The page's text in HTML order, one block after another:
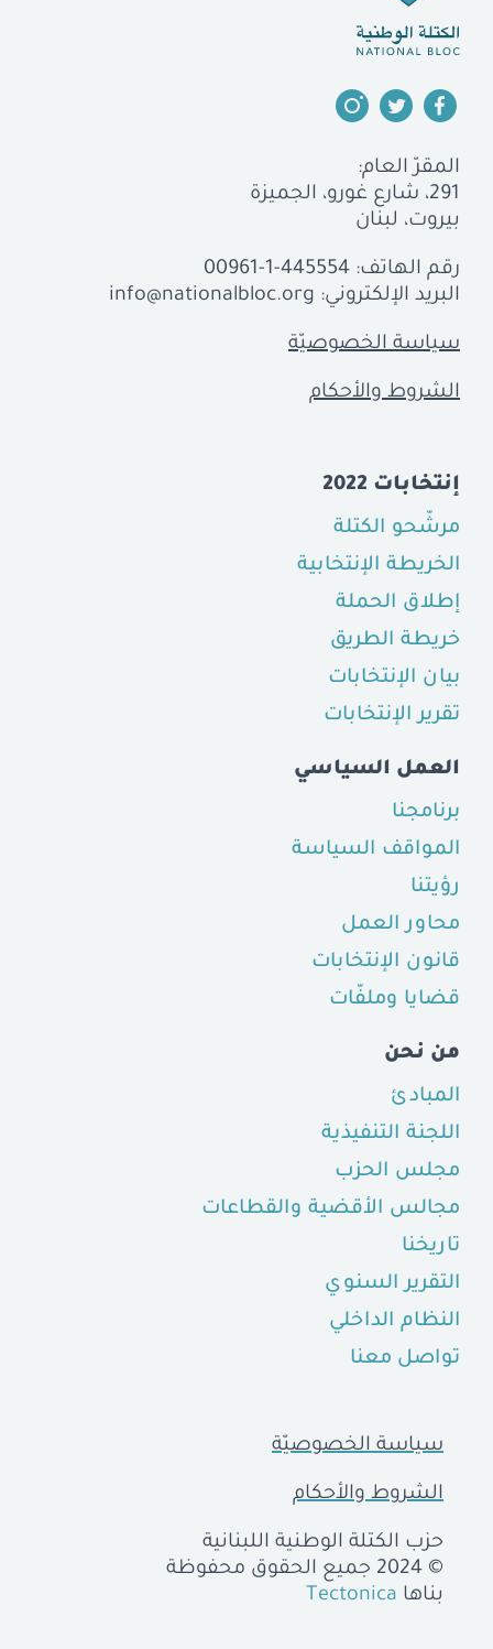
المقرّ العام:
291، شارع غورو، الجميزة
بيروت، لبنان
رقم الهاتف: 00961-1-445554
البريد الإلكتروني: info@nationalbloc.org
سياسة الخصوصيّة
الشروط والأحكام
إنتخابات 2022
مرشّحو الكتلة
الخريطة الإنتخابية
إطلاق الحملة
خريطة الطريق
بيان الإنتخابات
تقرير الإنتخابات
العمل السياسي
برنامجنا
المواقف السياسة
رؤيتنا
محاور العمل
قانون الإنتخابات
قضايا وملفّات
من نحن
المبادئ
اللجنة التنفيذية
مجلس الحزب
مجالس الأقضية والقطاعات
تاريخنا
التقرير السنوي
النظام الداخلي
تواصل معنا
سياسة الخصوصيّة
الشروط والأحكام
حزب الكتلة الوطنية اللبنانية
© 2024 جميع الحقوق محفوظة
بناها Tectonica